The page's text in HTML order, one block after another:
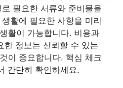
필요한 서류와 준비물을
활에 필요한 사항을 미리
활이 가능합니다. 비용과
한 정보는 신뢰할 수 있는
이 중요합니다. 핵심 체크
간단히 확인하세요.